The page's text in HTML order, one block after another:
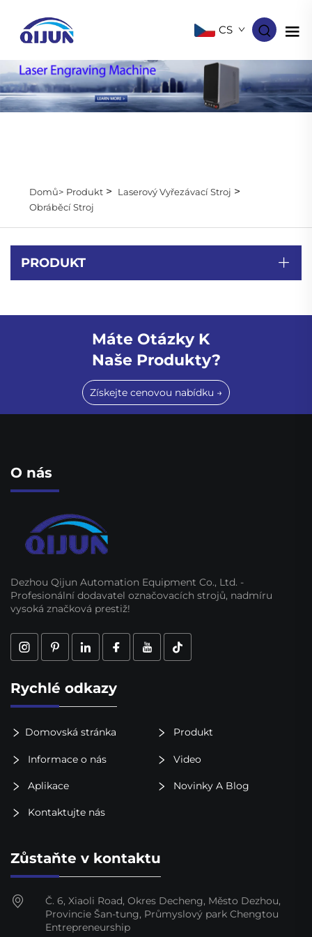
CS
Domů> Produkt> Laserový Vyřezávací Stroj >
Obráběcí Stroj
PRODUKT
Máte Otázky K
Naše Produkty?
Získejte cenovou nabídku →
O nás
Dezhou Qijun Automation Equipment Co., Ltd. -
Profesionální dodavatel označovacích strojů, nadmíru
vysoká značková prestiž!
Rychlé odkazy
Domovská stránka Produkt
Informace o nás Video
Aplikace Novinky A Blog
Kontaktujte nás
Zůstaňte v kontaktu
Č. 6, Xiaoli Road, Okres Decheng, Město Dezhou,
Provincie Šan-tung, Průmyslový park Chengtou
Entrepreneurship